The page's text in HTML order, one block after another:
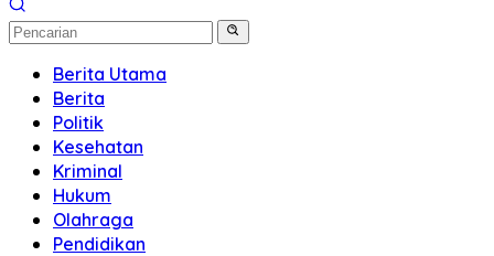
Berita Utama
Berita
Politik
Kesehatan
Kriminal
Hukum
Olahraga
Pendidikan